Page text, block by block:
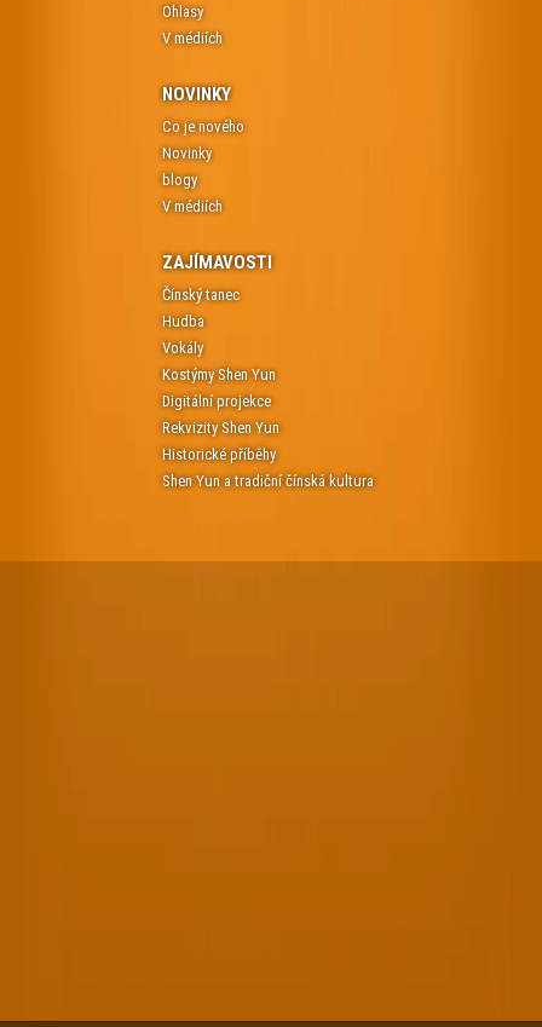
Ohlasy
V médiích
NOVINKY
Co je nového
Novinky
blogy
V médiích
ZAJÍMAVOSTI
Čínský tanec
Hudba
Vokály
Kostýmy Shen Yun
Digitální projekce
Rekvizity Shen Yun
Historické příběhy
Shen Yun a tradiční čínská kultura